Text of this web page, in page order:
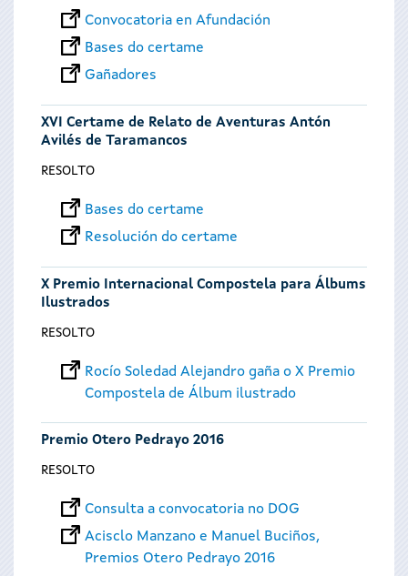
Convocatoria en Afundación
Bases do certame
Gañadores
XVI Certame de Relato de Aventuras Antón
Avilés de Taramancos
RESOLTO
Bases do certame
Resolución do certame
X Premio Internacional Compostela para Álbums
Ilustrados
RESOLTO
Rocío Soledad Alejandro gaña o X Premio
Compostela de Álbum ilustrado
Premio Otero Pedrayo 2016
RESOLTO
Consulta a convocatoria no DOG
Acisclo Manzano e Manuel Buciños,
Premios Otero Pedrayo 2016